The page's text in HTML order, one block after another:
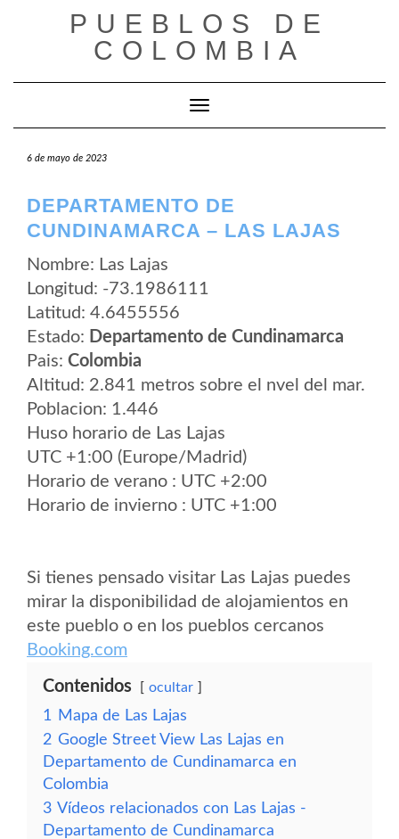
PUEBLOS DE
COLOMBIA
Cambiar modo de navegación
6 de mayo de 2023
DEPARTAMENTO DE
CUNDINAMARCA – LAS LAJAS
Nombre: Las Lajas
Longitud: -73.1986111
Latitud: 4.6455556
Estado: Departamento de Cundinamarca
Pais: Colombia
Altitud: 2.841 metros sobre el nvel del mar.
Poblacion: 1.446
Huso horario de Las Lajas
UTC +1:00 (Europe/Madrid)
Horario de verano : UTC +2:00
Horario de invierno : UTC +1:00
Si tienes pensado visitar Las Lajas puedes
mirar la disponibilidad de alojamientos en
este pueblo o en los pueblos cercanos
Booking.com
Contenidos ocultar
1
Mapa de Las Lajas
2 Google Street View Las Lajas en
Departamento de Cundinamarca en
Colombia
3 Vídeos relacionados con Las Lajas -
Departamento de Cundinamarca